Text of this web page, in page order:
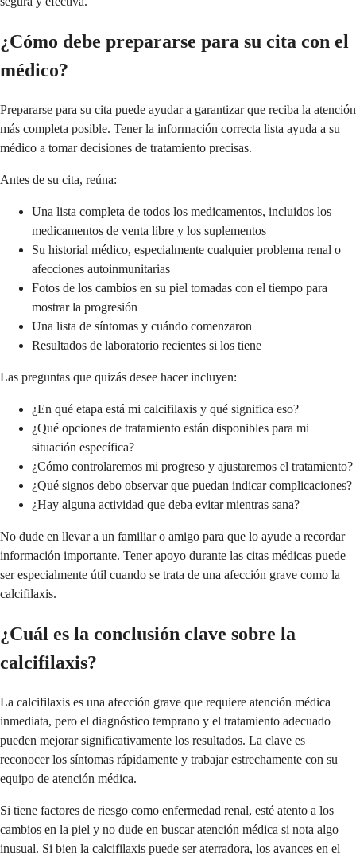
¿Cómo debe prepararse para su cita con el
médico?
Prepararse para su cita puede ayudar a garantizar que reciba la atención
más completa posible. Tener la información correcta lista ayuda a su
médico a tomar decisiones de tratamiento precisas.
Antes de su cita, reúna:
Una lista completa de todos los medicamentos, incluidos los
medicamentos de venta libre y los suplementos
Su historial médico, especialmente cualquier problema renal o
afecciones autoinmunitarias
Fotos de los cambios en su piel tomadas con el tiempo para
mostrar la progresión
Una lista de síntomas y cuándo comenzaron
Resultados de laboratorio recientes si los tiene
Las preguntas que quizás desee hacer incluyen:
¿En qué etapa está mi calcifilaxis y qué significa eso?
¿Qué opciones de tratamiento están disponibles para mi
situación específica?
¿Cómo controlaremos mi progreso y ajustaremos el tratamiento?
¿Qué signos debo observar que puedan indicar complicaciones?
¿Hay alguna actividad que deba evitar mientras sana?
No dude en llevar a un familiar o amigo para que lo ayude a recordar
información importante. Tener apoyo durante las citas médicas puede
ser especialmente útil cuando se trata de una afección grave como la
calcifilaxis.
¿Cuál es la conclusión clave sobre la
calcifilaxis?
La calcifilaxis es una afección grave que requiere atención médica
inmediata, pero el diagnóstico temprano y el tratamiento adecuado
pueden mejorar significativamente los resultados. La clave es
reconocer los síntomas rápidamente y trabajar estrechamente con su
equipo de atención médica.
Si tiene factores de riesgo como enfermedad renal, esté atento a los
cambios en la piel y no dude en buscar atención médica si nota algo
inusual. Si bien la calcifilaxis puede ser aterradora, los avances en el